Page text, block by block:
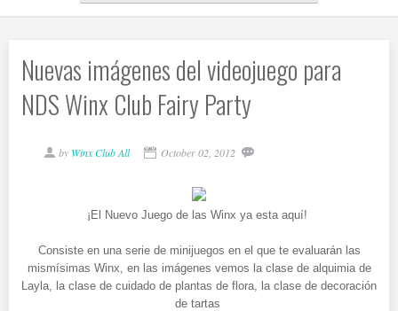
Nuevas imágenes del videojuego para
NDS Winx Club Fairy Party
by Winx Club All October 02, 2012
¡El Nuevo Juego de las Winx ya esta aquí!
Consiste en una serie de minijuegos en el que te evaluarán las
mismísimas Winx, en las imágenes vemos la clase de alquimia de
Layla, la clase de cuidado de plantas de flora, la clase de decoración
de tartas